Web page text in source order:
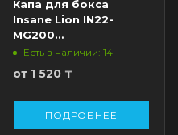
Капа для бокса
Insane Lion IN22-
MG200
(ЦБ-00003843),
футляром,
Есть в наличии: 14
от 1 520 ₸
ПОДРОБНЕЕ